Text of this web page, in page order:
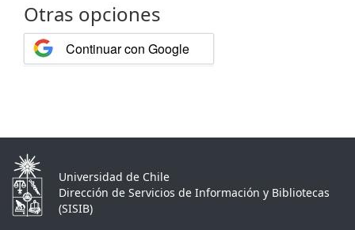
Otras opciones
Continuar con Google
Universidad de Chile
Dirección de Servicios de Información y Bibliotecas
(SISIB)